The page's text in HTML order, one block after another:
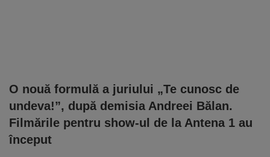
O nouă formulă a juriului „Te cunosc de
undeva!”, după demisia Andreei Bălan.
Filmările pentru show-ul de la Antena 1 au
început